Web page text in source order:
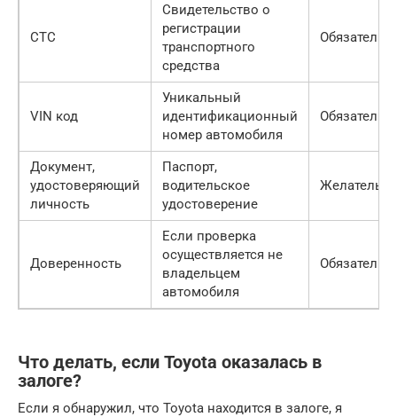
СТС
Свидетельство о
регистрации
транспортного
средства
VIN код
Уникальный
идентификационный
номер автомобиля
Документ,
удостоверяющий
личность
Паспорт,
водительское
удостоверение
Желательно
Доверенность
Если проверка
осуществляется не
владельцем
автомобиля
Что делать, если Toyota оказалась в
залоге?
Если я обнаружил, что Toyota находится в залоге, я